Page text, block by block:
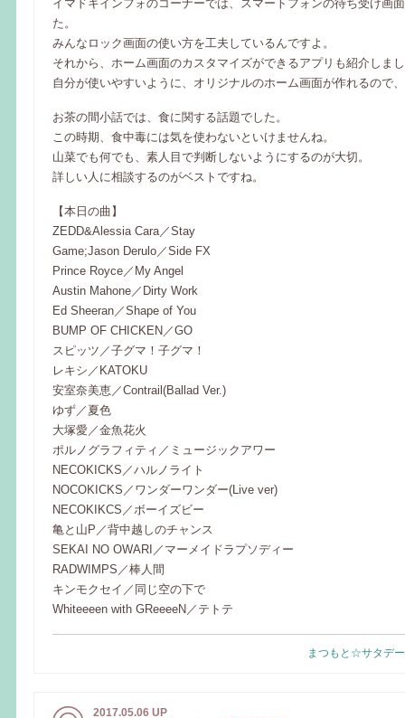
イマドキインフォのコーナーでは、スマートフォンの待ち受け画
た。
みんなロック画面の使い方を工夫しているんですよ。
それから、ホーム画面のカスタマイズができるアプリも紹介しま
自分が使いやすいように、オリジナルのホーム画面が作れるので
お茶の間小話では、食に関する話題でした。
この時期、食中毒には気を使わないといけませんね。
山菜でも何でも、素人目で判断しないようにするのが大切。
詳しい人に相談するのがベストですね。
【本日の曲】
ZEDD&Alessia Cara／Stay
Game;Jason Derulo／Side FX
Prince Royce／My Angel
Austin Mahone／Dirty Work
Ed Sheeran／Shape of You
BUMP OF CHICKEN／GO
スピッツ／子グマ！子グマ！
レキシ／KATOKU
安室奈美恵／Contrail(Ballad Ver.)
ゆず／夏色
大塚愛／金魚花火
ポルノグラフィティ／ミュージックアワー
NECOKICKS／ハルノライト
NOCOKICKS／ワンダーワンダー(Live ver)
NECOKIKCS／ボーイズビー
亀と山P／背中越しのチャンス
SEKAI NO OWARI／マーメイドラプソディー
RADWIMPS／棒人間
キンモクセイ／同じ空の下で
Whiteeeen with GReeeeN／テトテ
まつもと☆サタデ
2017.05.06 UP